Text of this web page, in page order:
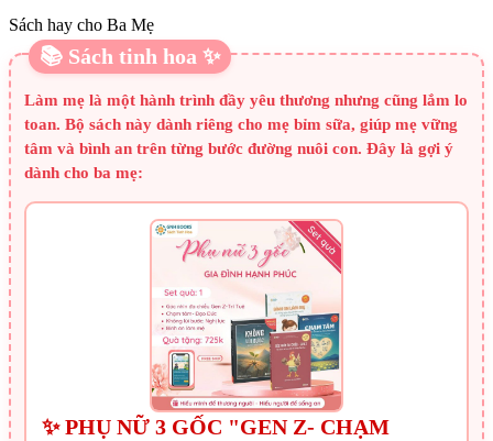
Sách hay cho Ba Mẹ
📚 Sách tinh hoa ✨
Làm mẹ là một hành trình đầy yêu thương nhưng cũng lắm lo
toan. Bộ sách này dành riêng cho mẹ bỉm sữa, giúp mẹ vững
tâm và bình an trên từng bước đường nuôi con. Đây là gợi ý
dành cho ba mẹ:
✨ PHỤ NỮ 3 GỐC "GEN Z- CHẠM